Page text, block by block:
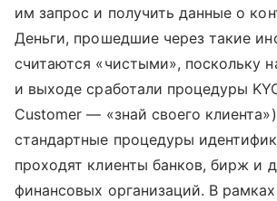
им запрос и получить данные о
Деньги, прошедшие через такие
считаются «чистыми», поскольку
и выходе сработали процедуры
Customer — «знай своего
стандартные процедуры
проходят клиенты банков, бирж и
финансовых организаций. В рамках